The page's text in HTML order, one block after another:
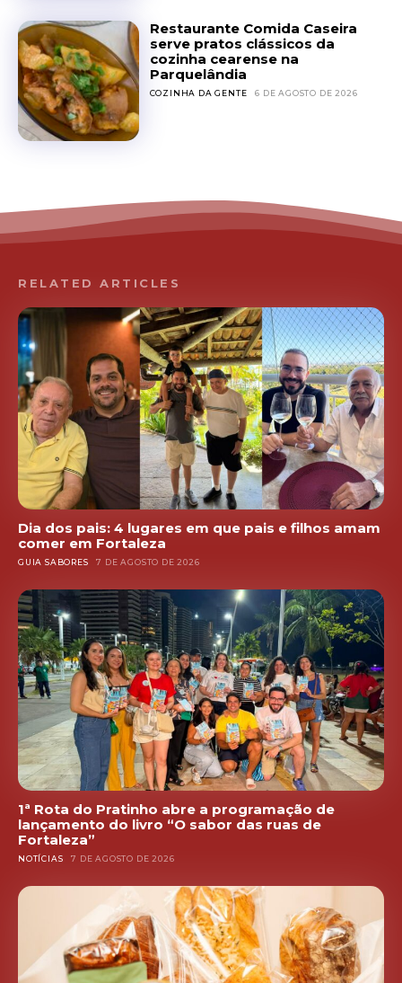
Restaurante Comida Caseira
serve pratos clássicos da
cozinha cearense na
Parquelândia
COZINHA DA GENTE 6 DE AGOSTO DE 2026
RELATED ARTICLES
Dia dos pais: 4 lugares em que pais e filhos amam
comer em Fortaleza
GUIA SABORES 7 DE AGOSTO DE 2026
1ª Rota do Pratinho abre a programação de
lançamento do livro “O sabor das ruas de
Fortaleza”
NOTÍCIAS 7 DE AGOSTO DE 2026